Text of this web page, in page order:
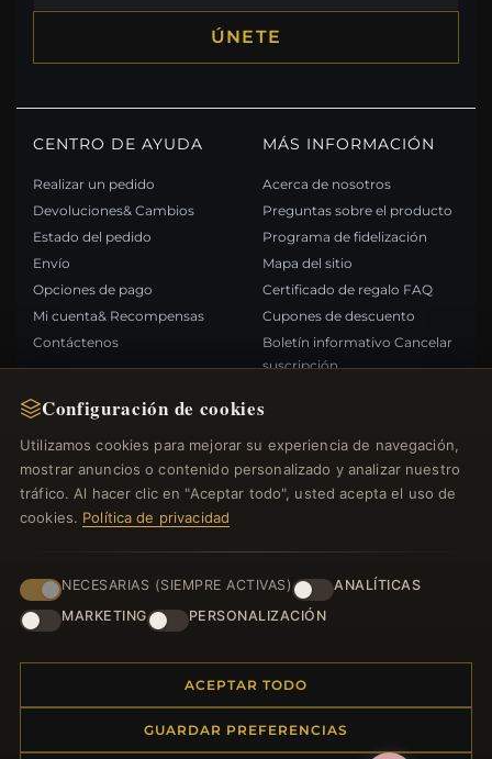
Configuración de cookies
Utilizamos cookies para mejorar su experiencia de navegación,
mostrar anuncios o contenido personalizado y analizar nuestro
tráfico. Al hacer clic en "Aceptar todo", usted acepta el uso de
cookies. Política de privacidad
NECESARIAS (SIEMPRE ACTIVAS)
ANALÍTICAS
MARKETING
PERSONALIZACIÓN
ACEPTAR TODO
GUARDAR PREFERENCIAS
ÚNETE
CENTRO DE AYUDA
Realizar un pedido
Devoluciones& Cambios
Estado del pedido
Envío
Opciones de pago
Mi cuenta& Recompensas
Contáctenos
MÁS INFORMACIÓN
Acerca de nosotros
Preguntas sobre el producto
Programa de fidelización
Mapa del sitio
Certificado de regalo FAQ
Cupones de descuento
Boletín informativo Cancelar
suscripción
Nuevos productos
Ofertas especiales
Blog
Iniciar sesión
© 2012–2026Joyasabalorios.com . Todos los derechos
reservados.